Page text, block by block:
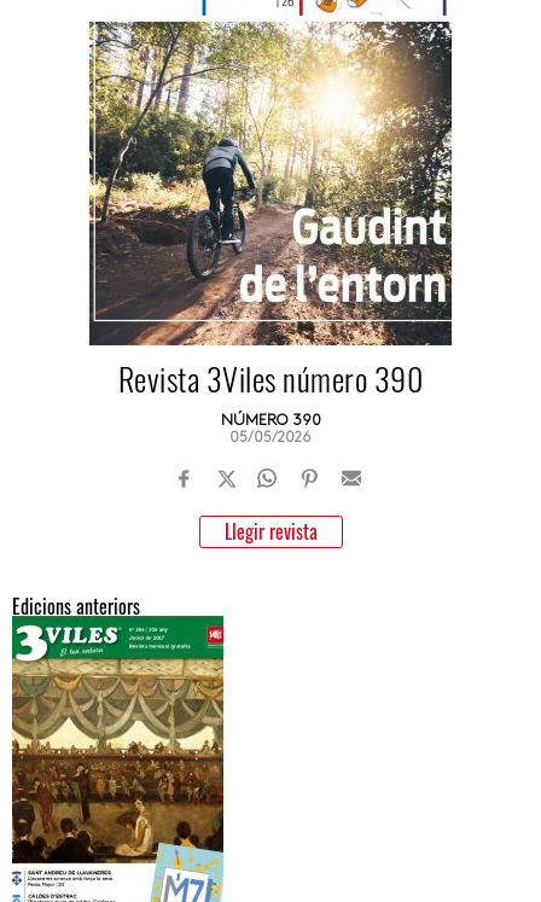
Revista 3Viles número 390
NÚMERO 390
05/05/2026
Llegir revista
Edicions anteriors